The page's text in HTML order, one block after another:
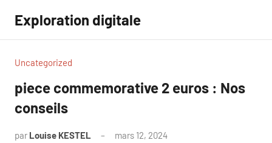
contenu
Exploration digitale
Uncategorized
piece commemorative 2 euros : Nos
conseils
par Louise KESTEL mars 12, 2024